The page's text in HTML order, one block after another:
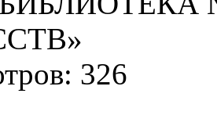
326